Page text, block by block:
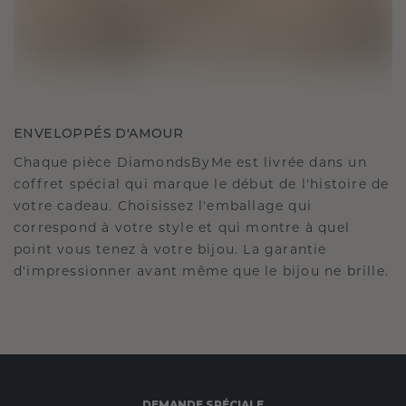
ENVELOPPÉS D'AMOUR
Chaque pièce DiamondsByMe est livrée dans un
coffret spécial qui marque le début de l'histoire de
votre cadeau. Choisissez l'emballage qui
correspond à votre style et qui montre à quel
point vous tenez à votre bijou. La garantie
d'impressionner avant même que le bijou ne brille.